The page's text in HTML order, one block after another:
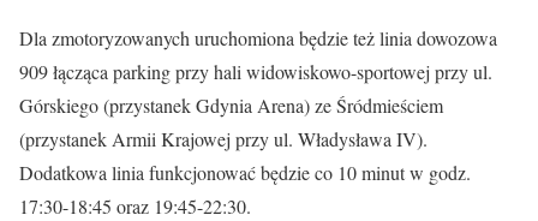
Dla zmotoryzowanych uruchomiona będzie też linia dowozowa
909 łącząca parking przy hali widowiskowo-sportowej przy ul.
Górskiego (przystanek Gdynia Arena) ze Śródmieściem
(przystanek Armii Krajowej przy ul. Władysława IV).
Dodatkowa linia funkcjonować będzie co 10 minut w godz.
17:30-18:45 oraz 19:45-22:30.